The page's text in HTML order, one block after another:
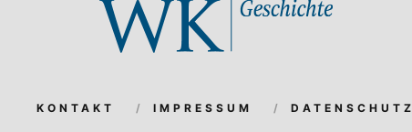
KONTAKT IMPRESSUM DATENSCHUTZ